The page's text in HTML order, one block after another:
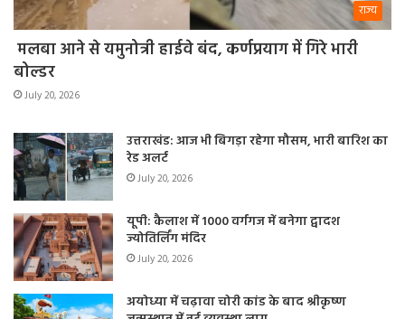
राज्य
मलबा आने से यमुनोत्री हाईवे बंद, कर्णप्रयाग में गिरे भारी
बोल्डर
July 20, 2026
उत्तराखंड: आज भी बिगड़ा रहेगा मौसम, भारी बारिश का
रेड अलर्ट
July 20, 2026
यूपी: कैलाश में 1000 वर्गगज में बनेगा द्वादश
ज्योतिर्लिंग मंदिर
July 20, 2026
अयोध्या में चढ़ावा चोरी कांड के बाद श्रीकृष्ण